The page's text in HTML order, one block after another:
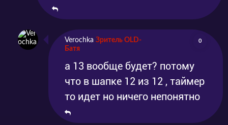
Verochka Зритель OLD-
Батя
0
а 13 вообще будет? потому
что в шапке 12 из 12 , таймер
то идет но ничего непонятно